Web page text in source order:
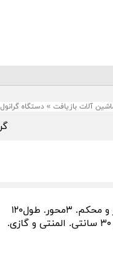
آلات بازیافت »دستگاه
طول۱۲۰